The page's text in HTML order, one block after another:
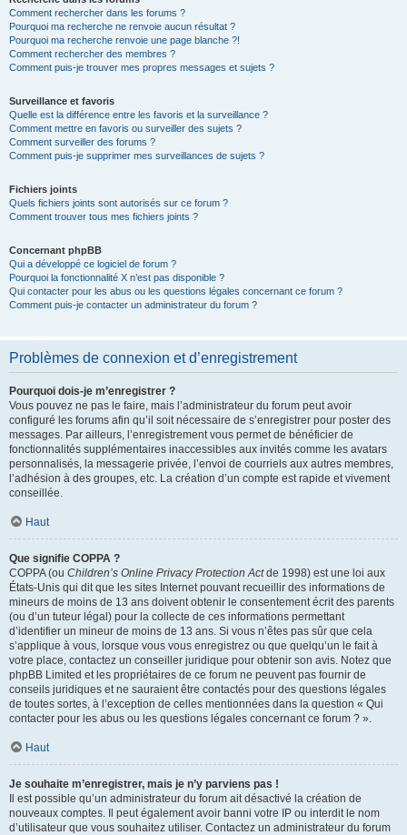
Comment rechercher dans les forums ?
Pourquoi ma recherche ne renvoie aucun résultat ?
Pourquoi ma recherche renvoie une page blanche ?!
Comment rechercher des membres ?
Comment puis-je trouver mes propres messages et sujets ?
Surveillance et favoris
Quelle est la différence entre les favoris et la surveillance ?
Comment mettre en favoris ou surveiller des sujets ?
Comment surveiller des forums ?
Comment puis-je supprimer mes surveillances de sujets ?
Fichiers joints
Quels fichiers joints sont autorisés sur ce forum ?
Comment trouver tous mes fichiers joints ?
Concernant phpBB
Qui a développé ce logiciel de forum ?
Pourquoi la fonctionnalité X n’est pas disponible ?
Qui contacter pour les abus ou les questions légales concernant ce forum ?
Comment puis-je contacter un administrateur du forum ?
Problèmes de connexion et d’enregistrement
Pourquoi dois-je m’enregistrer ?
Vous pouvez ne pas le faire, mais l’administrateur du forum peut avoir
configuré les forums afin qu’il soit nécessaire de s’enregistrer pour poster des
messages. Par ailleurs, l’enregistrement vous permet de bénéficier de
fonctionnalités supplémentaires inaccessibles aux invités comme les avatars
personnalisés, la messagerie privée, l’envoi de courriels aux autres membres,
l’adhésion à des groupes, etc. La création d’un compte est rapide et vivement
conseillée.
Haut
Que signifie COPPA ?
COPPA (ou Children’s Online Privacy Protection Actde 1998) est une loi aux
États-Unis qui dit que les sites Internet pouvant recueillir des informations de
mineurs de moins de 13 ans doivent obtenir le consentement écrit des parents
(ou d’un tuteur légal) pour la collecte de ces informations permettant
d’identifier un mineur de moins de 13 ans. Si vous n’êtes pas sûr que cela
s’applique à vous, lorsque vous vous enregistrez ou que quelqu’un le fait à
votre place, contactez un conseiller juridique pour obtenir son avis. Notez que
phpBB Limited et les propriétaires de ce forum ne peuvent pas fournir de
conseils juridiques et ne sauraient être contactés pour des questions légales
de toutes sortes, à l’exception de celles mentionnées dans la question « Qui
contacter pour les abus ou les questions légales concernant ce forum ? ».
Haut
Je souhaite m’enregistrer, mais je n’y parviens pas !
Il est possible qu’un administrateur du forum ait désactivé la création de
nouveaux comptes. Il peut également avoir banni votre IP ou interdit le nom
d’utilisateur que vous souhaitez utiliser. Contactez un administrateur du forum